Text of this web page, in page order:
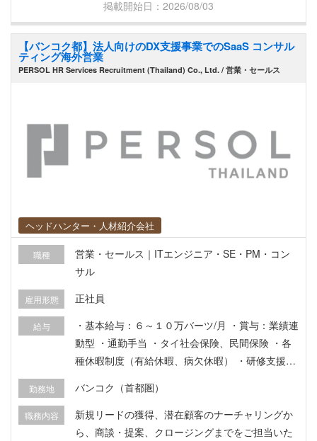
掲載開始日：2026/08/03
【バンコク都】法人向けのDX支援事業でのSaaS コンサル
ティング海外営業
PERSOL HR Services Recruitment (Thailand) Co., Ltd. / 営業・セールス
ヘッドハンター・人材紹介会社
職種
営業・セールス｜ITエンジニア・SE・PM・コン
サル
雇用形態 正社員
給与
・基本給与：６～１０万バーツ/月 ・賞与：業績連
動型 ・通勤手当 ・タイ社会保険、民間保険 ・各
種休暇制度（有給休暇、病欠休暇） ・研修支援制
勤務地 バンコク（首都圏）
職務内容
新規リードの獲得、潜在顧客のナーチャリングか
ら、商談・提案、クロージングまでをご担当いた